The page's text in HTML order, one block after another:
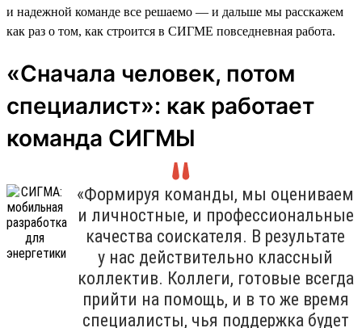
и надежной команде все решаемо — и дальше мы расскажем
как раз о том, как строится в СИГМЕ повседневная работа.
«Сначала человек, потом
специалист»: как работает
команда СИГМЫ
«Формируя команды, мы оцениваем
и личностные, и профессиональные
качества соискателя. В результате
у нас действительно классный
коллектив. Коллеги, готовые всегда
прийти на помощь, и в то же время
специалисты, чья поддержка будет